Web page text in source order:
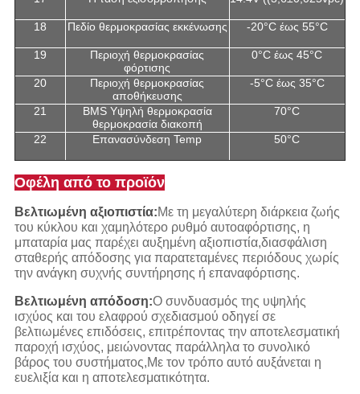
18 Πεδίο θερμοκρασίας εκκένωσης -20°C έως 55°C
19
Περιοχή θερμοκρασίας
φόρτισης
0°C έως 45°C
20
Περιοχή θερμοκρασίας
αποθήκευσης
-5°C έως 35°C
21
BMS Υψηλή θερμοκρασία
θερμοκρασία διακοπή
70°C
22 Επανασύνδεση Temp 50°C
Οφέλη από το προϊόν
Βελτιωμένη αξιοπιστία:Με τη μεγαλύτερη διάρκεια ζωής
του κύκλου και χαμηλότερο ρυθμό αυτοαφόρτισης, η
μπαταρία μας παρέχει αυξημένη αξιοπιστία,διασφάλιση
σταθερής απόδοσης για παρατεταμένες περιόδους χωρίς
την ανάγκη συχνής συντήρησης ή επαναφόρτισης.
Βελτιωμένη απόδοση:Ο συνδυασμός της υψηλής
ισχύος και του ελαφρού σχεδιασμού οδηγεί σε
βελτιωμένες επιδόσεις, επιτρέποντας την αποτελεσματική
παροχή ισχύος, μειώνοντας παράλληλα το συνολικό
βάρος του συστήματος,Με τον τρόπο αυτό αυξάνεται η
ευελιξία και η αποτελεσματικότητα.